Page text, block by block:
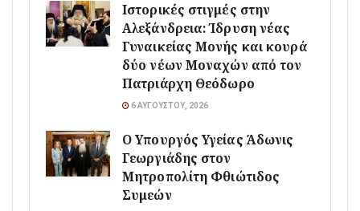
Ιστορικές στιγμές στην
Αλεξάνδρεια: Ίδρυση νέας
Γυναικείας Μονής και κουρά
δύο νέων Μοναχών από τον
Πατριάρχη Θεόδωρο
6 ΑΥΓΟΎΣΤΟΥ, 2026
O Υπουργός Υγείας Άδωνις
Γεωργιάδης στον
Μητροπολίτη Φθιώτιδος
Συμεών